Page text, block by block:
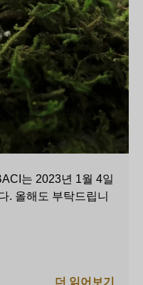
는 2023년 1월 4일
. 올해도 부탁드립니
더 읽어보기